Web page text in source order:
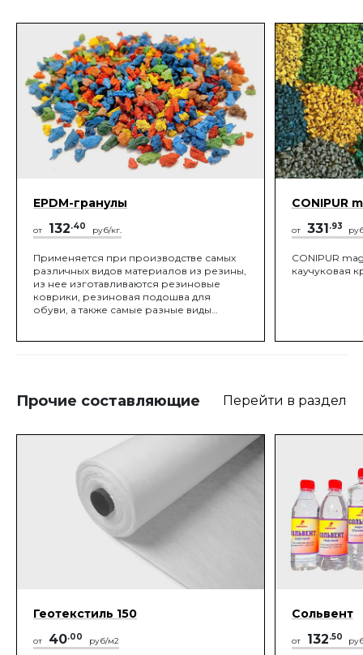
EPDM-гранулы
от 132.40 руб/кг.
Применяется при производстве самых
различных видов материалов из резины,
из нее изготавливаются резиновые
коврики, резиновая подошва для
обуви, а также самые разные виды
CONIPUR
от 331.93
CONIPUR
каучуковая
Прочие составляющие Перейти в раздел
Геотекстиль 150
от 40.00 руб/м2
Сольвент
от 132.50